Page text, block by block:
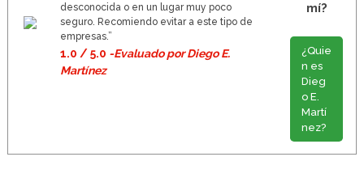
desconocida o en un lugar muy poco
seguro. Recomiendo evitar a este tipo de
empresas.”
1.0 / 5.0 -Evaluado por Diego E.
Martínez
mí?
¿Quie
n es
Dieg
o E.
Martí
nez?